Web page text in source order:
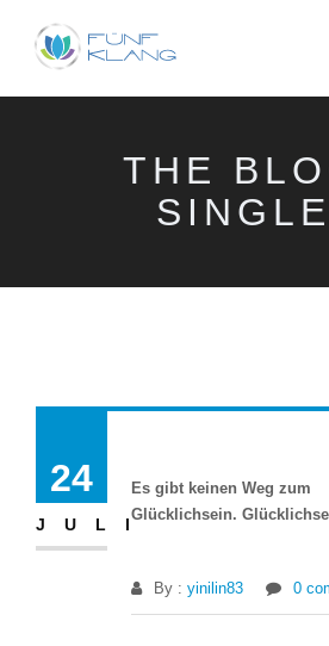
THE
SINGLE
24
JULI
Es gibt keinen Weg zum
Glücklichsein.
By : yinilin83 0